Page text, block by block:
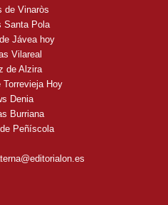
de Vinaròs
Santa Pola
Jávea hoy
Vilareal
de Alzira
Torrevieja Hoy
Denia
Burriana
Peñíscola